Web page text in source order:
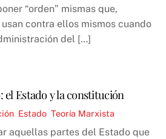
“orden” mismas que,
contra ellos mismos cuando
del […]
el Estado y la constitución
Estado ,Teoría Marxista
aquellas partes del Estado que